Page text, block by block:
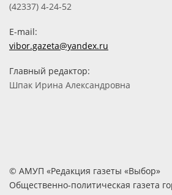
(42337) 4-24-52
E-mail:
vibor.gazeta@yandex.ru
Главный редактор:
Шпак Ирина Александровна
© АМУП «Редакция газеты «Выбор»
Общественно-политическая газета